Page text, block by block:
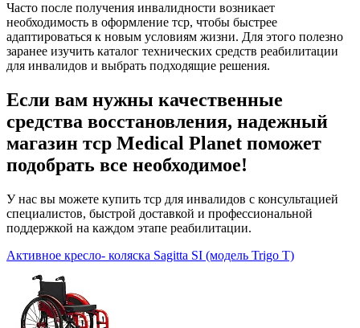
Часто после получения инвалидности возникает
необходимость в оформление тср, чтобы быстрее
адаптироваться к новым условиям жизни. Для этого полезно
заранее изучить каталог технических средств реабилитации
для инвалидов и выбрать подходящие решения.
Если вам нужны качественные
средства восстановления, надежный
магазин тср Medical Planet поможет
подобрать все необходимое!
У нас вы можете купить тср для инвалидов с консультацией
специалистов, быстрой доставкой и профессиональной
поддержкой на каждом этапе реабилитации.
Активное кресло- коляска Sagitta SI (модель Trigo T)